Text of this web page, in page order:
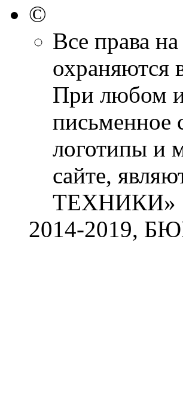
©
Все права
охраняются
При любом
письменное
логотипы и
сайте,
ТЕХНИКИ»
2014-2019,